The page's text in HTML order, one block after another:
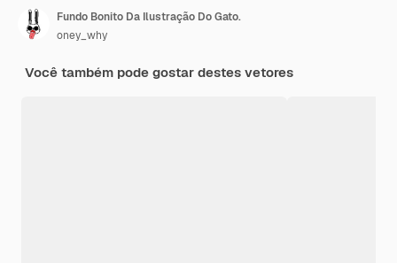
Fundo Bonito Da Ilustração Do Gato.
oney_why
Você também pode gostar destes vetores